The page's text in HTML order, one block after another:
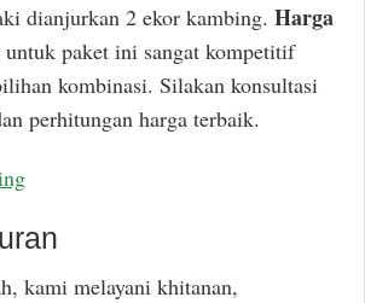
dianjurkan 2 ekor kambing. Harga
untuk paket ini sangat kompetitif
kombinasi. Silakan konsultasi
perhitungan harga terbaik.
kami melayani khitanan,